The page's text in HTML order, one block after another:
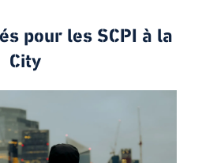
pour les SCPI à la
City